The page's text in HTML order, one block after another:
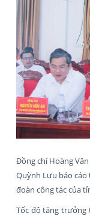
Đồng chí Hoàng
Quỳnh Lưu báo
đoàn công tác của
Tốc độ tăng trưởng